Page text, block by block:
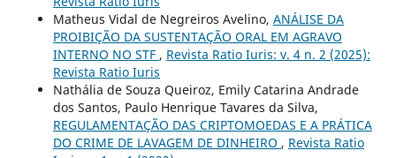
Matheus Vidal de Negreiros Avelino, ANÁLISE DA
PROIBIÇÃO DA SUSTENTAÇÃO ORAL EM AGRAVO
INTERNO NO STF , Revista Ratio Iuris: v. 4 n. 2 (2025):
Revista Ratio Iuris
Nathália de Souza Queiroz, Emily Catarina Andrade
dos Santos, Paulo Henrique Tavares da Silva,
REGULAMENTAÇÃO DAS CRIPTOMOEDAS E A PRÁTICA
DO CRIME DE LAVAGEM DE DINHEIRO , Revista Ratio